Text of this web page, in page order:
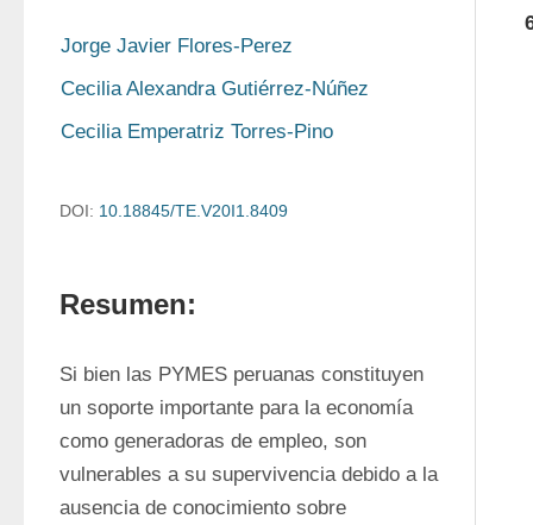
Jorge Javier Flores-Perez
Cecilia Alexandra Gutiérrez-Núñez
Cecilia Emperatriz Torres-Pino
DOI: 10.18845/TE.V20I1.8409
Resumen:
Si bien las PYMES peruanas constituyen
un soporte importante para la economía
como generadoras de empleo, son
vulnerables a su supervivencia debido a la
ausencia de conocimiento sobre